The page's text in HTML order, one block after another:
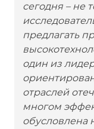
сегодня – не
предлагать
один из
отраслей
многом